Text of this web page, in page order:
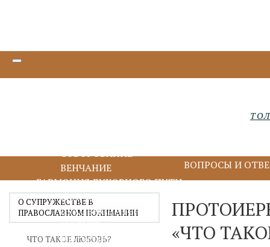
ТАИНСТВА БЛАГОДАТИ
СОБОРОВАНИЕ
ВЕНЧАНИЕ
ГАРМОНИЯ ДУХОВНОГО ПУТИ
БЛАГОДАРЕНИЕ
ДУХОВНОЕ ЧТЕНИЕ
МОЛИТВА
ИИСУСОВА МОЛИТВА
ВОПРОСЫ И
О СУПРУЖЕСТВЕ В
ПРАВОСЛАВНОМ ПОНИМАНИИ
ЧТО ТАКОЕ ЛЮБОВЬ?
«ЧТО